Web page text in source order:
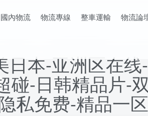
日本-亚洲区在
碰-日韩精品片-
私免费-精品一
國內物流 物流專線 整車運輸 物流論